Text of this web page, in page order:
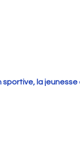
sportive, la jeunesse